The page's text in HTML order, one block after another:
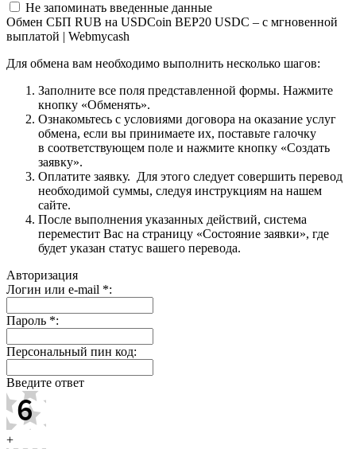
Не запоминать введенные данные
Обмен СБП RUB на USDCoin BEP20 USDC – с мгновенной
выплатой | Webmycash
Для обмена вам необходимо выполнить несколько шагов:
Заполните все поля представленной формы. Нажмите
кнопку «Обменять».
Ознакомьтесь с условиями договора на оказание услуг
обмена, если вы принимаете их, поставьте галочку
в соответствующем поле и нажмите кнопку «Создать
заявку».
Оплатите заявку. Для этого следует совершить перевод
необходимой суммы, следуя инструкциям на нашем
сайте.
После выполнения указанных действий, система
переместит Вас на страницу «Состояние заявки», где
будет указан статус вашего перевода.
Авторизация
Логин или e-mail *:
Пароль *:
Персональный пин код:
Введите ответ
+